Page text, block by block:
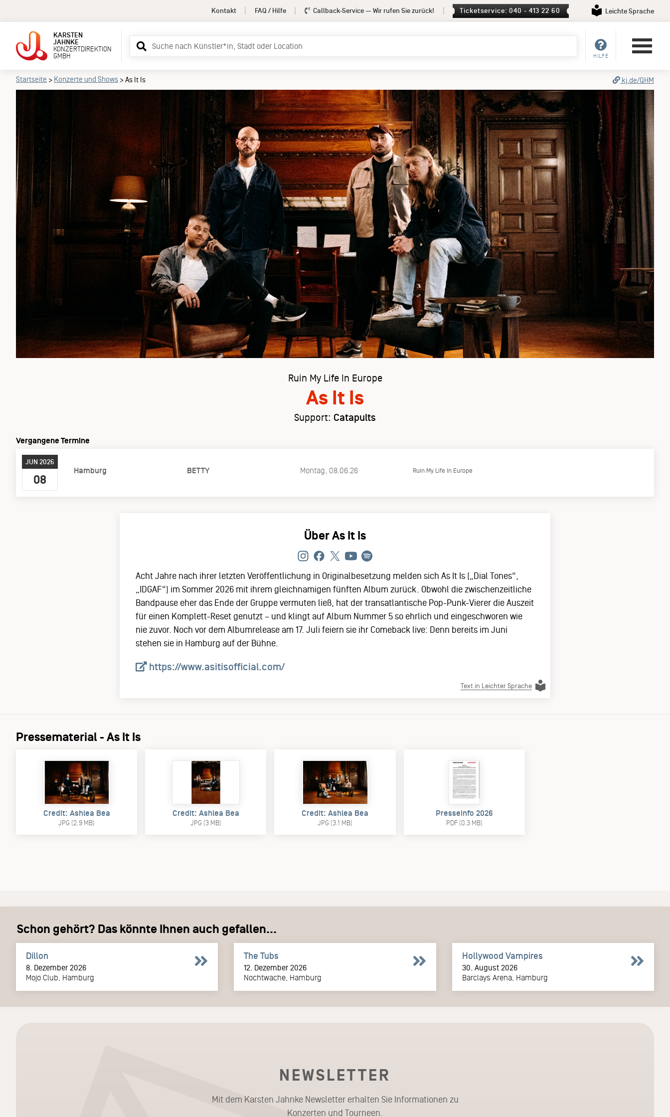
Kontakt FAQ / Hilfe Callback-Service — Wir rufen Sie zurück! Ticketservice: 040 - 413 22 60 Leichte Sprache
KARSTEN
JAHNKE
KONZERTDIREKTION
GMBH
Suchbegriff
eingeben
HILFE
Startseite > Konzerte und Shows >As It Is kj.de/QHM
Ruin My Life In Europe
As It Is
Support: Catapults
Vergangene Termine
JUN 2026
08
Hamburg BETTY Montag, 08.06.26 Ruin My Life In Europe
Über As It Is
Acht Jahre nach ihrer letzten Veröffentlichung in Originalbesetzung melden sich As It Is („Dial Tones“,
„IDGAF“) im Sommer 2026 mit ihrem gleichnamigen fünften Album zurück. Obwohl die zwischenzeitliche
Bandpause eher das Ende der Gruppe vermuten ließ, hat der transatlantische Pop-Punk-Vierer die Auszeit
für einen Komplett-Reset genutzt – und klingt auf Album Nummer 5 so ehrlich und eingeschworen wie
nie zuvor. Noch vor dem Albumrelease am 17. Juli feiern sie ihr Comeback live: Denn bereits im Juni
stehen sie in Hamburg auf der Bühne.
https://www.asitisofficial.com/
Text in Leichter Sprache
Pressematerial - As It Is
Credit: Ashlea Bea
JPG (2.9 MB)
Credit: Ashlea Bea
JPG (3 MB)
Credit: Ashlea Bea
JPG (3.1 MB)
Presseinfo 2026
PDF (0.3 MB)
Schon gehört? Das könnte Ihnen auch gefallen...
Dillon
8. Dezember 2026
Mojo Club, Hamburg
The Tubs
12. Dezember 2026
Nochtwache, Hamburg
Hollywood Vampires
30. August 2026
Barclays Arena, Hamburg
NEWSLETTER
Mit dem Karsten Jahnke Newsletter erhalten Sie Informationen zu
Konzerten und Tourneen.